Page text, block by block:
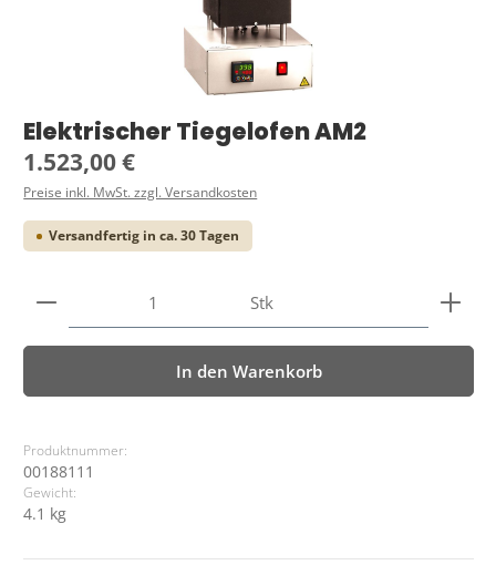
Elektrischer Tiegelofen AM2
Regulärer Preis:
1.523,00 €
Preise inkl. MwSt. zzgl. Versandkosten
Versandfertig in ca. 30 Tagen
Produkt Anzahl: Gib den gewünschten Wert ein
Stk
In den Warenkorb
Produktnummer:
00188111
Gewicht:
4.1 kg